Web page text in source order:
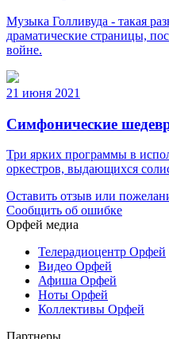
Музыка Голливуда - такая
драматические страницы,
войне.
21 июня 2021
Симфонические
Три ярких программы в
оркестров, выдающихся
Оставить отзыв или
Сообщить об ошибке
Орфей медиа
Телерадиоцентр Орфей
Видео Орфей
Афиша Орфей
Ноты Орфей
Коллективы Орфей